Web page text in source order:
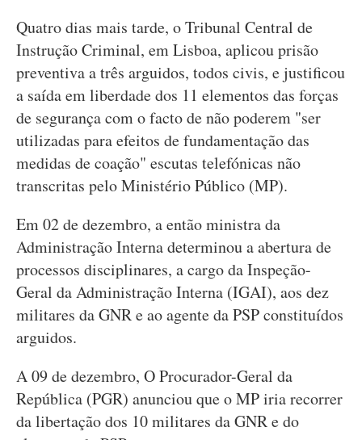
Quatro dias mais tarde, o Tribunal Central de
Instrução Criminal, em Lisboa, aplicou prisão
preventiva a três arguidos, todos civis, e justificou
a saída em liberdade dos 11 elementos das forças
de segurança com o facto de não poderem "ser
utilizadas para efeitos de fundamentação das
medidas de coação" escutas telefónicas não
transcritas pelo Ministério Público (MP).
Em 02 de dezembro, a então ministra da
Administração Interna determinou a abertura de
processos disciplinares, a cargo da Inspeção-
Geral da Administração Interna (IGAI), aos dez
militares da GNR e ao agente da PSP constituídos
arguidos.
A 09 de dezembro, O Procurador-Geral da
República (PGR) anunciou que o MP iria recorrer
da libertação dos 10 militares da GNR e do